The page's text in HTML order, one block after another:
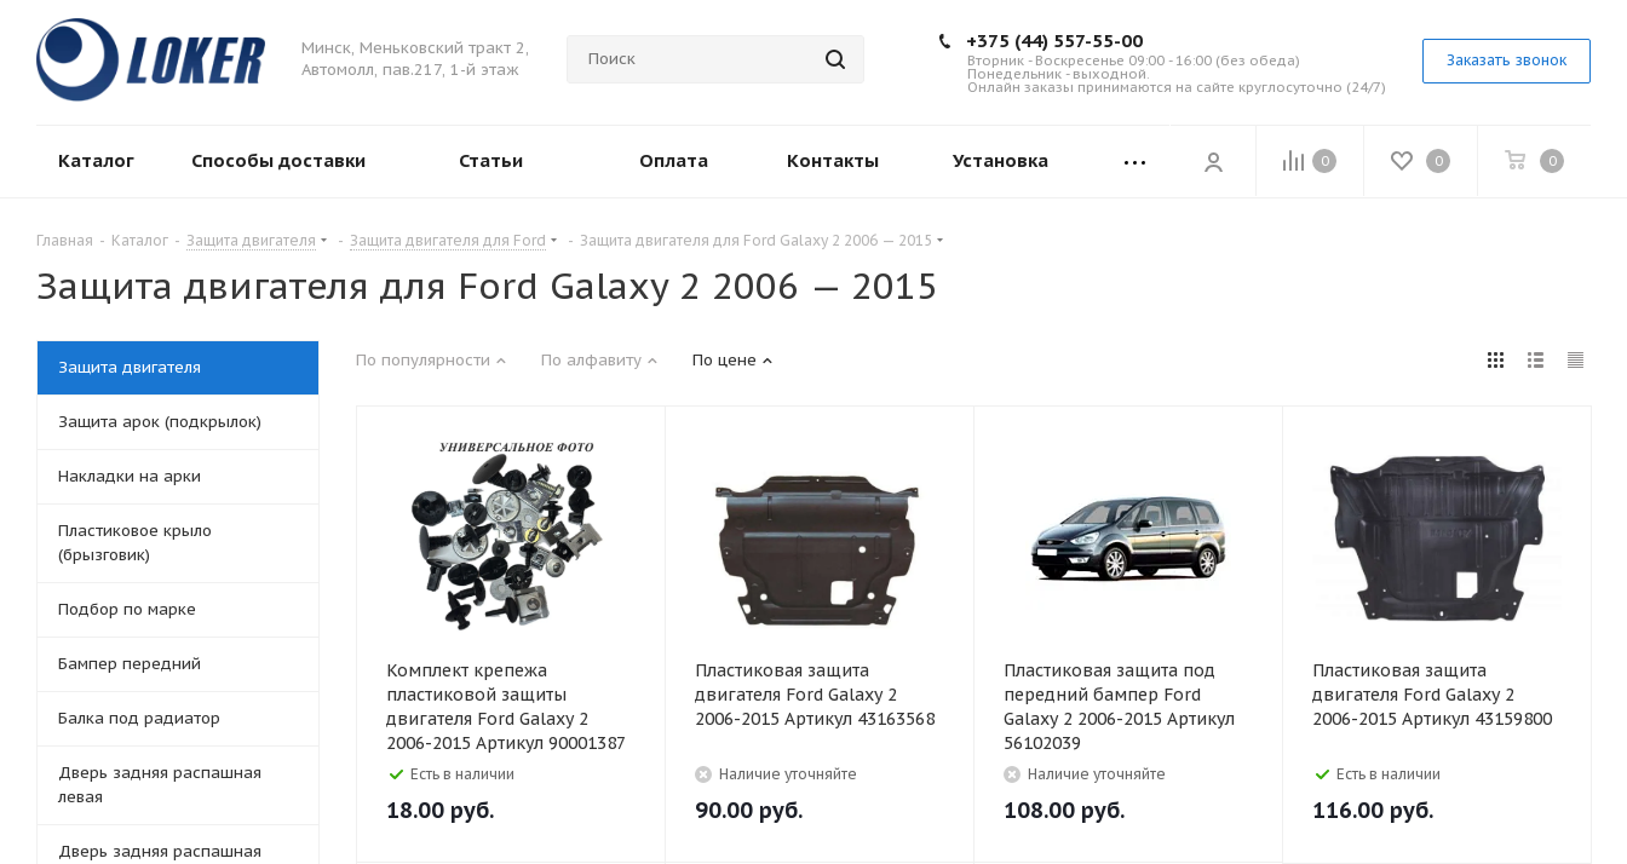
Минск, Меньковский тракт 2,
Автомолл, пав.217, 1-й этаж
+375 (44) 557-55-00
Вторник - Воскресенье 09:00 - 16:00 (без обеда)
Понедельник - выходной.
Онлайн заказы принимаются на сайте круглосуточно (24/7)
Заказать звонок
0 0 0
Каталог Способы доставки Статьи Оплата Контакты Установка
Главная - Каталог - Защита двигателя - Защита двигателя для Ford - Защита двигателя для Ford Galaxy 2 2006 — 2015
Защита двигателя для Ford Galaxy 2 2006 — 2015
По популярности По алфавиту По цене
Комплект крепежа
пластиковой защиты
двигателя Ford Galaxy 2
2006-2015 Артикул 90001387
Есть в наличии
18.00 руб.
Пластиковая защита
двигателя Ford Galaxy 2
2006-2015 Артикул 43163568
Наличие уточняйте
90.00 руб.
Пластиковая защита под
передний бампер Ford
Galaxy 2 2006-2015 Артикул
56102039
Наличие уточняйте
108.00 руб.
Пластиковая защита
двигателя Ford Galaxy 2
2006-2015 Артикул 43159800
Есть в наличии
116.00 руб.
Защита двигателя
Защита арок (подкрылок)
Накладки на арки
Пластиковое крыло
(брызговик)
Подбор по марке
Бампер передний
Балка под радиатор
Дверь задняя распашная
левая
Дверь задняя распашная